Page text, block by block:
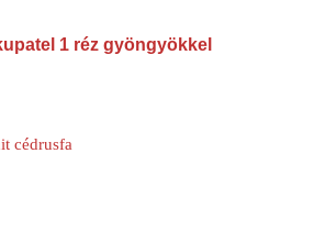
1 réz gyöngyökkel